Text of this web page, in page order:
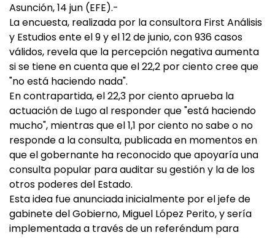
Asunción, 14 jun (EFE).-
La encuesta, realizada por la consultora First Análisis
y Estudios ente el 9 y el 12 de junio, con 936 casos
válidos, revela que la percepción negativa aumenta
si se tiene en cuenta que el 22,2 por ciento cree que
"no está haciendo nada".
En contrapartida, el 22,3 por ciento aprueba la
actuación de Lugo al responder que "está haciendo
mucho", mientras que el 1,1 por ciento no sabe o no
responde a la consulta, publicada en momentos en
que el gobernante ha reconocido que apoyaría una
consulta popular para auditar su gestión y la de los
otros poderes del Estado.
Esta idea fue anunciada inicialmente por el jefe de
gabinete del Gobierno, Miguel López Perito, y sería
implementada a través de un referéndum para